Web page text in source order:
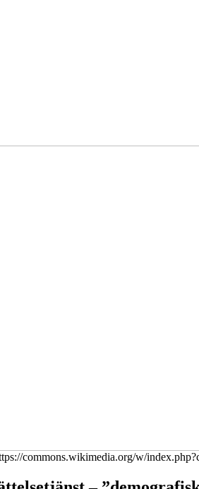
commons.wikimedia.org/w/